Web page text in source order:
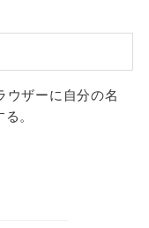
ウザーに自分の名
。